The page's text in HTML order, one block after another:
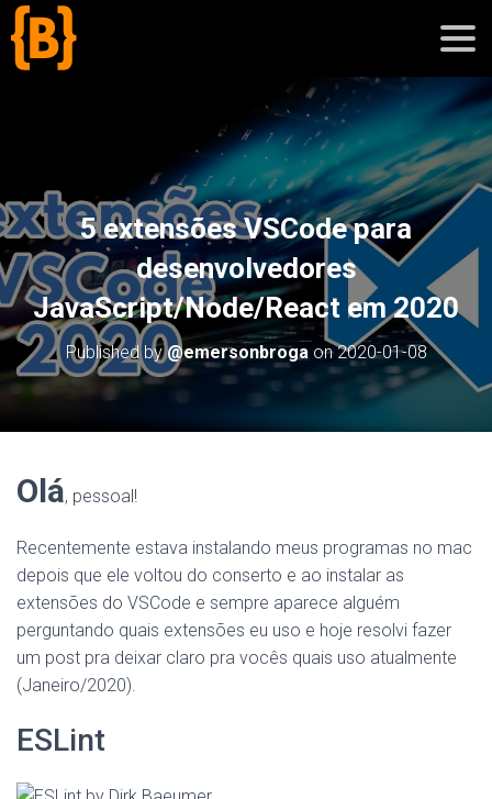
blog
sobre
cursos
5 extensões VSCode para
desenvolvedores
JavaScript/Node/React em 2020
Published by@emersonbrogaon2020-01-08
Olá, pessoal!
Recentemente estava instalando meus programas no mac
depois que ele voltou do conserto e ao instalar as
extensões do VSCode e sempre aparece alguém
perguntando quais extensões eu uso e hoje resolvi fazer
um post pra deixar claro pra vocês quais uso atualmente
(Janeiro/2020).
ESLint